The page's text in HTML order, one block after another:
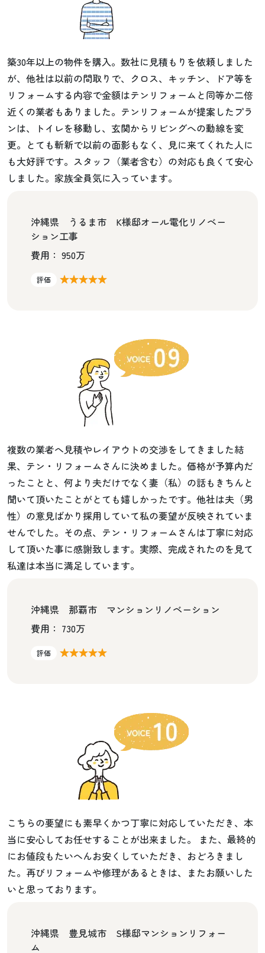
築30年以上の物件を購入。数社に見積もりを依頼しました
が、他社は以前の間取りで、クロス、キッチン、ドア等を
リフォームする内容で金額はテンリフォームと同等か二倍
近くの業者もありました。テンリフォームが提案したプラ
ンは、トイレを移動し、玄関からリビングへの動線を変
更。とても斬新で以前の面影もなく、見に来てくれた人に
も大好評です。スタッフ（業者含む）の対応も良くて安心
しました。家族全員気に入っています。
沖縄県 うるま市 K様邸オール電化リノベー
ション工事
費用： 950万
評価 ★★★★★
複数の業者へ見積やレイアウトの交渉をしてきました結
果、テン・リフォームさんに決めました。価格が予算内だ
ったことと、何より夫だけでなく妻（私）の話もきちんと
聞いて頂いたことがとても嬉しかったです。他社は夫（男
性）の意見ばかり採用していて私の要望が反映されていま
せんでした。その点、テン・リフォームさんは丁寧に対応
して頂いた事に感謝致します。実際、完成されたのを見て
私達は本当に満足しています。
沖縄県 那覇市 マンションリノベーション
費用： 730万
評価 ★★★★★
こちらの要望にも素早くかつ丁寧に対応していただき、本
当に安心してお任せすることが出来ました。 また、最終的
にお値段もたいへんお安くしていただき、おどろきまし
た。再びリフォームや修理があるときは、またお願いした
いと思っております。
沖縄県 豊見城市 S様邸マンションリフォー
ム